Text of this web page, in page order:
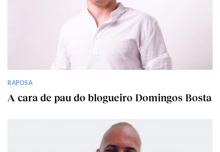
RAPOSA
A cara de pau do blogueiro Domingos Bosta